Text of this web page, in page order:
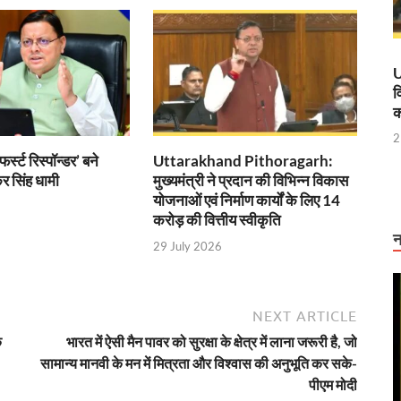
अनारक्षित ट्रेन का सफल संचालन
ने किया हवाई सर्वे
की प्राचीन पांडुलिपियां होंगी डिजिटल
और गृह मंत्री को प्रेजेंटेशन देंगे सीएम साय
की नाट्य प्रस्तुति
पायलटों की फौज
दिया कि “जो खेलेगा वो खिलेगा: मंत्री अनिल विज
कार्यकर्ताओं, सहायिकाओं और मुख्य सेविकाओं को देंगे कई सौगात
मॉडल’ बना मिसाल, आस्था- अर्थव्यवस्था और पर्यावरण संरक्षण का अनूठा संगम
रिस्पॉन्डर’ बने
सिंह धामी
Uttarakhand Pithoragarh:
मुख्यमंत्री ने प्रदान की विभिन्न विकास
योजनाओं एवं निर्माण कार्यों के लिए 14
करोड़ की वित्तीय स्वीकृति
29 July 2026
NEXT ARTICLE
भारत में ऐसी मैन पावर को सुरक्षा के क्षेत्र में लाना जरूरी है, जो
सामान्य मानवी के मन में मित्रता और विश्वास की अनुभूति कर सके-
पीएम मोदी